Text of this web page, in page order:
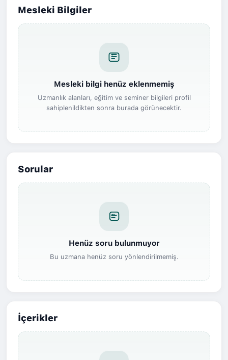
Mesleki Bilgiler
Mesleki bilgi henüz eklenmemiş
Uzmanlık alanları, eğitim ve seminer bilgileri profil
sahiplenildikten sonra burada görünecektir.
Sorular
Henüz soru bulunmuyor
Bu uzmana henüz soru yönlendirilmemiş.
İçerikler